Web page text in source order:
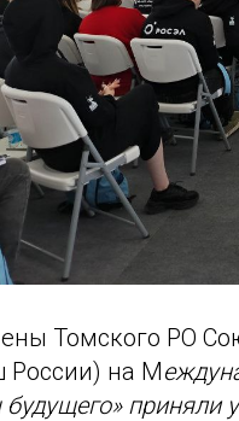
Томского РО
на М
приняли